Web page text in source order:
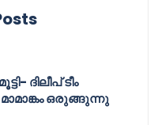
ദിലീപ് ടീം
ഒരുങ്ങുന്നു